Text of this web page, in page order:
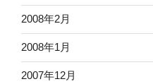
2008年2月
2008年1月
2007年12月